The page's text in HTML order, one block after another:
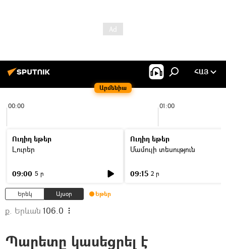
Արմենիա
ՀԱՅ
00:00 01:00
Ուղիղ եթեր
Լուրեր
09:00 5 ր
Ուղիղ եթեր
Մամուլի տեսություն
09:15 2 ր
Երեկ Այսօր Եթեր
ք. Երևան 106.0
Պարետը կասեցրել է